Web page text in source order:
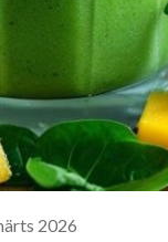
2026